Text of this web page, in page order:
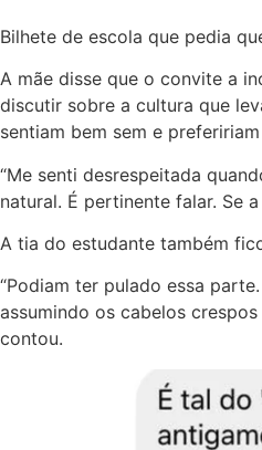
Bilhete de escola que pedia
A mãe disse que o convite a
discutir sobre a cultura que
sentiam bem sem e
“Me senti desrespeitada
natural. É pertinente falar. Se
A tia do estudante também
“Podiam ter pulado essa
assumindo os cabelos
contou.